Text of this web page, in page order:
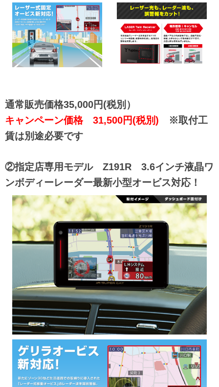
通常販売価格35,000円(税別）
キャンペーン価格 31,500円(税別) ※取付工
賃は別途必要です
②指定店専用モデル Z191R 3.6インチ液晶ワ
ンボディーレーダー最新小型オービス対応！